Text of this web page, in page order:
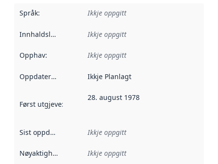
Språk: Ikkje oppgitt
Innhaldsleverandørar :
Ikkje oppgitt
Opphav: Ikkje oppgitt
Oppdateringsfrekvens :
Ikkje Planlagt
Først utgjeve: Denne datoen seier når dataa i dette
28. august 1978
Sist oppdatert Ikkje oppgitt
Nøyaktigheit Ikkje oppgitt